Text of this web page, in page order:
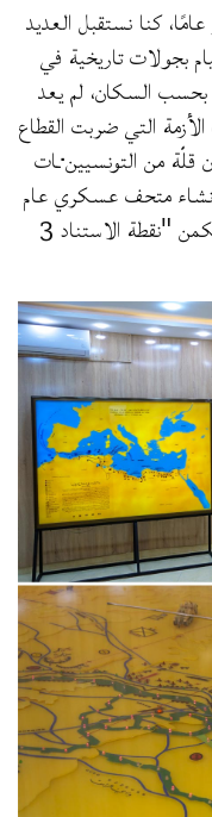
كنا نستقبل العديد
بجولات تاريخية في
السكان، لم يعد
التي ضربت القطاع
قلّة من التونسيين·ـات
متحف عسكري عام
1994 عند مخرج المدينة، بالقرب من مكمن "نقطة الاستناد 3